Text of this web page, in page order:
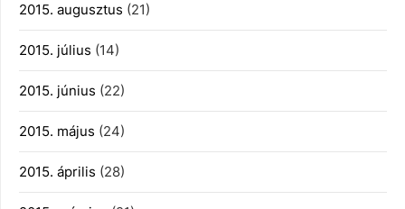
2015. augusztus (21)
2015. július (14)
2015. június (22)
2015. május (24)
2015. április (28)